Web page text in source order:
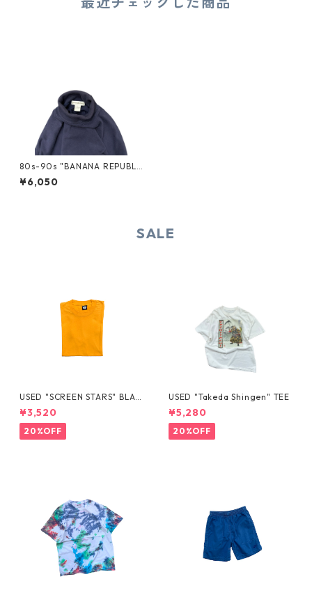
80s-90s "BANANA REPUBLI
C" TURTLE-NECK L/S TEE
¥6,050
SALE
USED "SCREEN STARS" BLAN
K TEE
¥3,520
20%OFF
USED "Takeda Shingen" TEE
¥5,280
20%OFF